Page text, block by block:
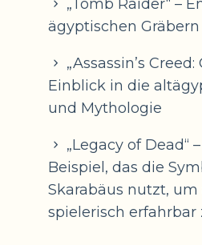
„Tomb Raider“ –
ägyptischen
„Assassin’s Creed:
Einblick in die
und Mythologie
„Legacy of Dead“
Beispiel, das die
Skarabäus nutzt,
spielerisch erfahrbar